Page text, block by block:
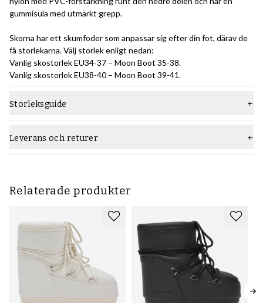
gummisula med utmärkt grepp.
Skorna har ett skumfoder som anpassar sig efter din fot, därav de
få storlekarna. Välj storlek enligt nedan:
Vanlig skostorlek EU34-37 – Moon Boot 35-38.
Vanlig skostorlek EU38-40 – Moon Boot 39-41.
Storleksguide
Leverans och returer
Relaterade produkter